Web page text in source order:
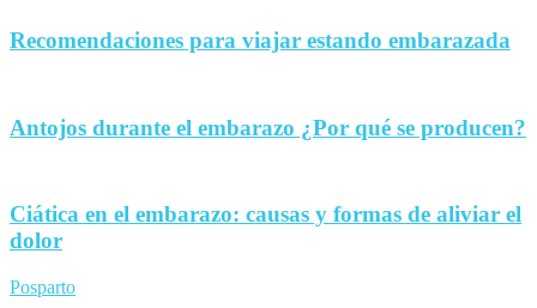
Recomendaciones para viajar estando embarazada
Antojos durante el embarazo ¿Por qué se producen?
Ciática en el embarazo: causas y formas de aliviar el
dolor
Posparto